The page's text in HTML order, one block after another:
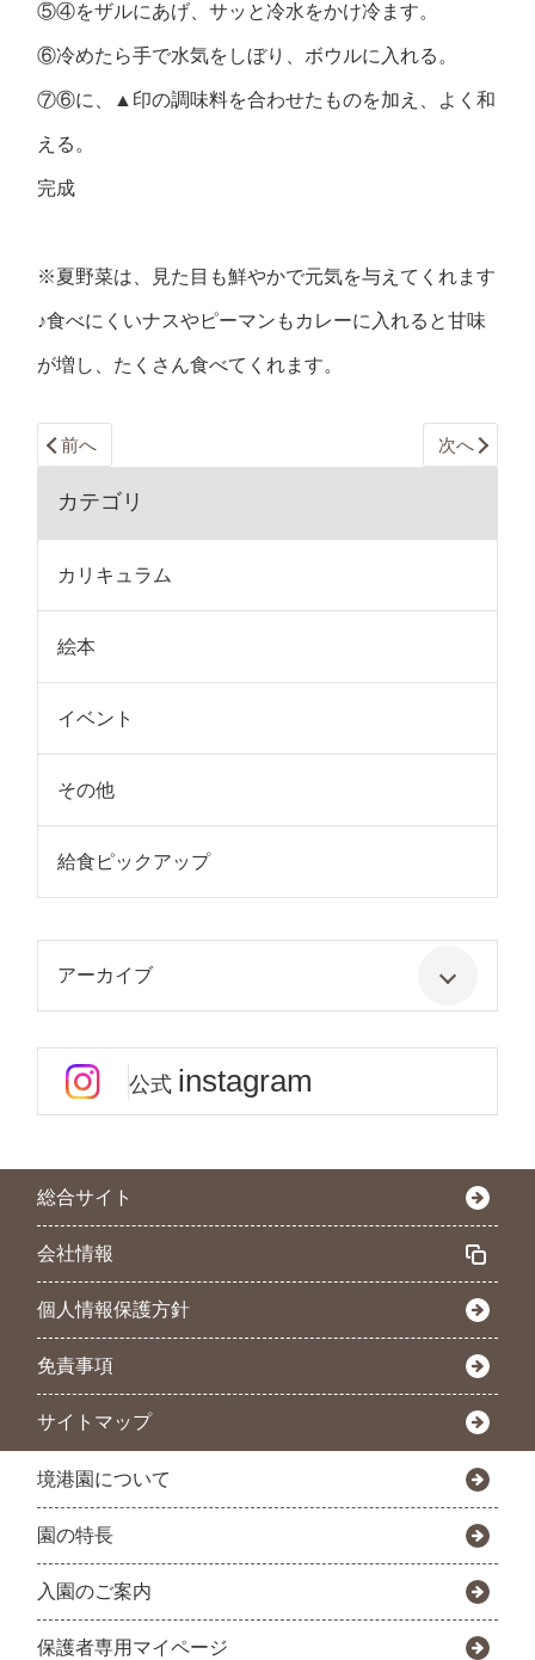
⑤④をザルにあげ、サッと冷水をかけ冷ます。
⑥冷めたら手で水気をしぼり、ボウルに入れる。
⑦⑥に、▲印の調味料を合わせたものを加え、よく和
える。
完成
※夏野菜は、見た目も鮮やかで元気を与えてくれます
♪食べにくいナスやピーマンもカレーに入れると甘味
が増し、たくさん食べてくれます。
前へ 次へ
カテゴリ
カリキュラム
絵本
イベント
その他
給食ピックアップ
アーカイブ
公式 instagram
総合サイト
会社情報
個人情報保護方針
免責事項
サイトマップ
境港園について
園の特長
入園のご案内
保護者専用マイページ